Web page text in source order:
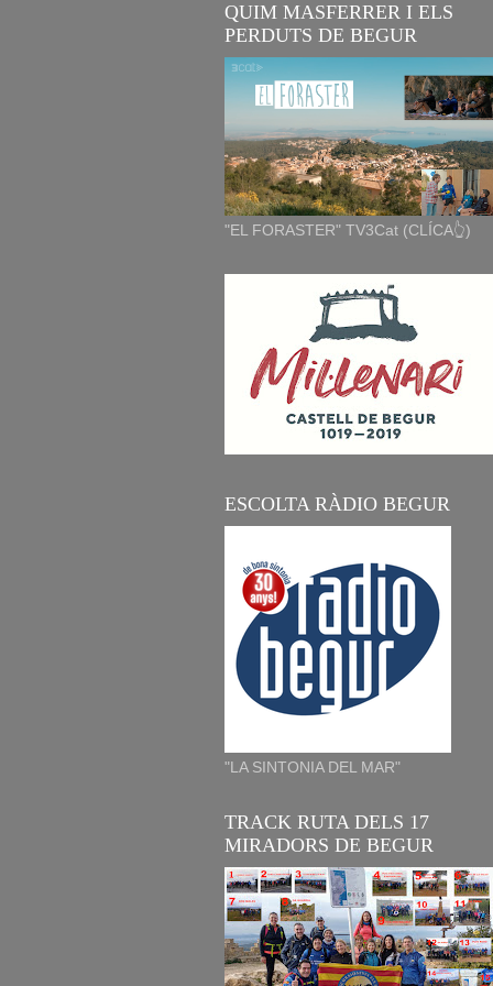
QUIM MASFERRER I ELS
PERDUTS DE BEGUR
"EL FORASTER" TV3Cat (CLÍCA👆)
ESCOLTA RÀDIO BEGUR
"LA SINTONIA DEL MAR"
TRACK RUTA DELS 17
MIRADORS DE BEGUR